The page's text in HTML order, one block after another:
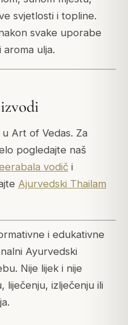
svjetlosti i topline.
svake uporabe
aroma ulja.
u Art of Vedas. Za
pogledajte naš
vodič i
Ajurvedski Thailam
i edukativne
Ayurvedski
Nije lijek i nije
liječenju, izlječenju ili